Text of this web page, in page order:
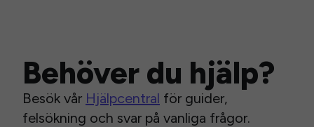
Behöver du hjälp?
Besök vår Hjälpcentral för guider,
felsökning och svar på vanliga frågor.